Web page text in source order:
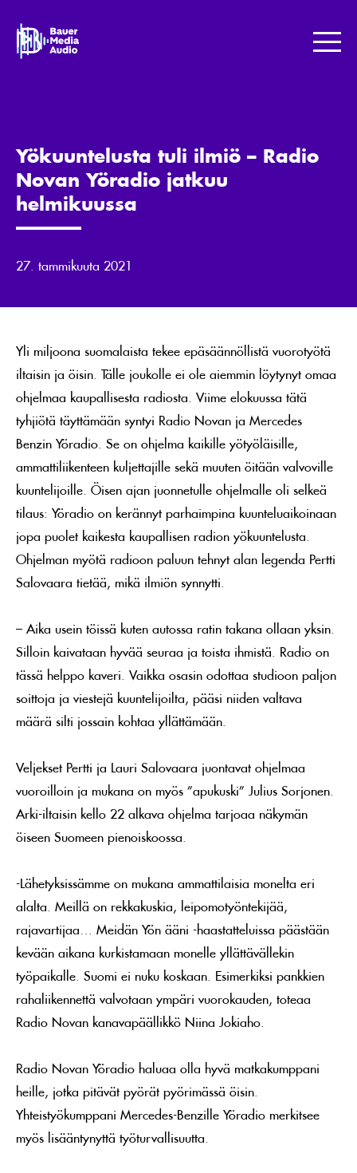
content
Bauer
Media
Yökuuntelusta tuli ilmiö – Radio
Novan Yöradio jatkuu
helmikuussa
27. tammikuuta 2021
Yli miljoona suomalaista tekee epäsäännöllistä vuorotyötä
iltaisin ja öisin. Tälle joukolle ei ole aiemmin löytynyt omaa
ohjelmaa kaupallisesta radiosta. Viime elokuussa tätä
tyhjiötä täyttämään syntyi Radio Novan ja Mercedes
Benzin Yöradio. Se on ohjelma kaikille yötyöläisille,
ammattiliikenteen kuljettajille sekä muuten öitään valvoville
kuuntelijoille. Öisen ajan juonnetulle ohjelmalle oli selkeä
tilaus: Yöradio on kerännyt parhaimpina kuunteluaikoinaan
jopa puolet kaikesta kaupallisen radion yökuuntelusta.
Ohjelman myötä radioon paluun tehnyt alan legenda Pertti
Salovaara tietää, mikä ilmiön synnytti.
– Aika usein töissä kuten autossa ratin takana ollaan yksin.
Silloin kaivataan hyvää seuraa ja toista ihmistä. Radio on
tässä helppo kaveri. Vaikka osasin odottaa studioon paljon
soittoja ja viestejä kuuntelijoilta, pääsi niiden valtava
määrä silti jossain kohtaa yllättämään.
Veljekset Pertti ja Lauri Salovaara juontavat ohjelmaa
vuoroilloin ja mukana on myös ”apukuski” Julius Sorjonen.
Arki-iltaisin kello 22 alkava ohjelma tarjoaa näkymän
öiseen Suomeen pienoiskoossa.
-Lähetyksissämme on mukana ammattilaisia monelta eri
alalta. Meillä on rekkakuskia, leipomotyöntekijää,
rajavartijaa… Meidän Yön ääni -haastatteluissa päästään
kevään aikana kurkistamaan monelle yllättävällekin
työpaikalle. Suomi ei nuku koskaan. Esimerkiksi pankkien
rahaliikennettä valvotaan ympäri vuorokauden, toteaa
Radio Novan kanavapäällikkö Niina Jokiaho.
Radio Novan Yöradio haluaa olla hyvä matkakumppani
heille, jotka pitävät pyörät pyörimässä öisin.
Yhteistyökumppani Mercedes-Benzille Yöradio merkitsee
myös lisääntynyttä työturvallisuutta.